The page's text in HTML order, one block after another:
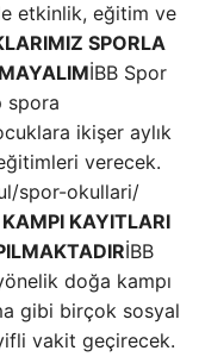
etkinlik, eğitim ve
SPORLA
İBB Spor
spora
ikişer aylık
verecek.
spor-okullari/
KAYITLARI
İBB
doğa kampı
gibi birçok sosyal
vakit geçirecek.